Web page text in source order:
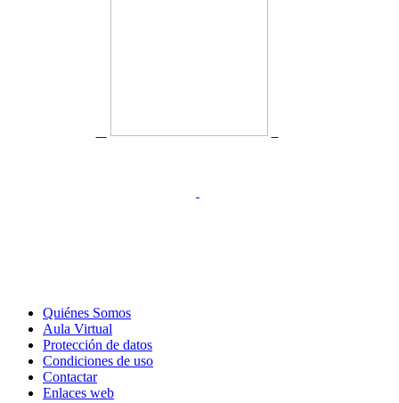
Quiénes Somos
Aula Virtual
Protección de datos
Condiciones de uso
Contactar
Enlaces web